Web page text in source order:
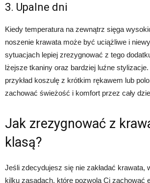
3. Upalne dni
Kiedy temperatura na zewnątrz sięga
noszenie krawata może być uciążliwe i
sytuacjach lepiej zrezygnować z tego
lżejsze tkaniny oraz bardziej luźne
przykład koszulę z krótkim rękawem lub
zachować świeżość i komfort przez cały
Jak zrezygnować z
klasą?
Jeśli zdecydujesz się nie zakładać krawata,
kilku zasadach, które pozwolą Ci zachować